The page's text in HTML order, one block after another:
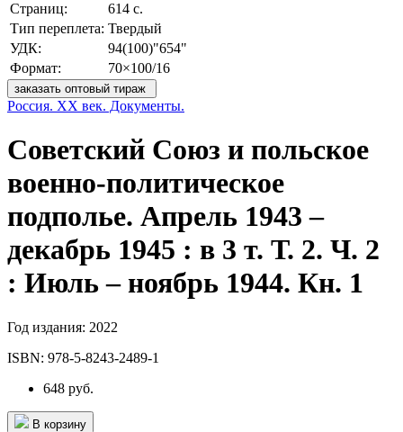
Страниц:
614 с.
Тип переплета: Твердый
УДК:
94(100)"654"
Формат:
70×100/16
заказать оптовый тираж
Россия. XX век. Документы.
Советский Союз и польское
военно-политическое
подполье. Апрель 1943 –
декабрь 1945 : в 3 т. Т. 2. Ч. 2
: Июль – ноябрь 1944. Кн. 1
Год издания: 2022
ISBN: 978-5-8243-2489-1
648 руб.
В корзину